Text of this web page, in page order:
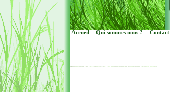
Accueil Qui sommes nous ? Contact